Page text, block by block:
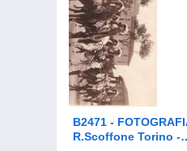
B2471 -
R.Scoffone Torino -